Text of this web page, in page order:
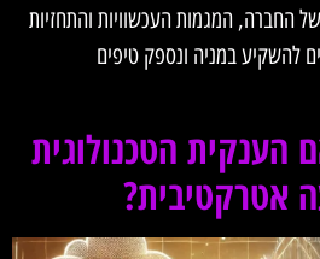
החברה, המגמות העכשוויות והתחזיות
להשקיע במניה ונספק טיפים
הענקית הטכנולוגית
אטרקטיבית?